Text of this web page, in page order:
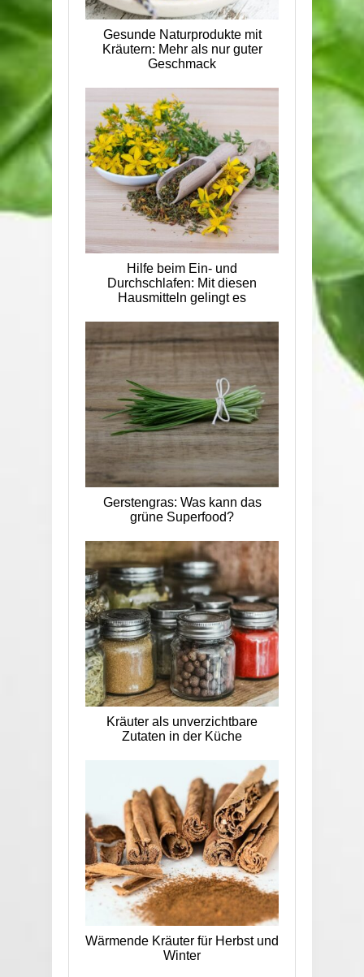
Gesunde Naturprodukte mit
Kräutern: Mehr als nur guter
Geschmack
Hilfe beim Ein- und
Durchschlafen: Mit diesen
Hausmitteln gelingt es
Gerstengras: Was kann das
grüne Superfood?
Kräuter als unverzichtbare
Zutaten in der Küche
Wärmende Kräuter für Herbst und
Winter